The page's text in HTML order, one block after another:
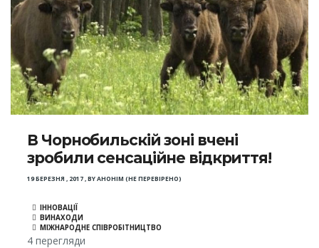
В Чорнобильскій зоні вчені
зробили сенсаційне відкриття!
19 БЕРЕЗНЯ , 2017,BYАНОНІМ (НЕ ПЕРЕВІРЕНО)
ІННОВАЦІЇ
ВИНАХОДИ
МІЖНАРОДНЕ СПІВРОБІТНИЦТВО
4 перегляди